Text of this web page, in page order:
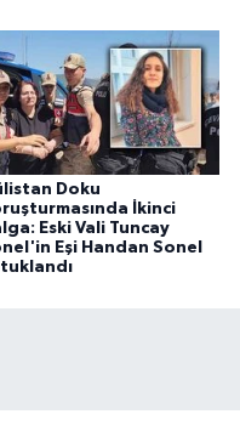
Doku
İkinci
Eski Vali Tuncay
Eşi Handan Sonel